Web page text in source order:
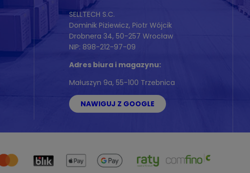
SELLTECH S.C.
Dominik Piziewicz, Piotr Wójcik
Drobnera 34, 50-257 Wrocław
NIP: 898-212-97-09
Adres biura i magazynu:
Małuszyn 9a, 55-100 Trzebnica
NAWIGUJ Z GOOGLE